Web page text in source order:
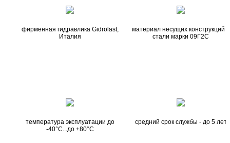
фирменная гидравлика Gidrolast,
Италия
материал несущих конструкций и
стали марки 09Г2С
температура эксплуатации до
-40°С...до +80°С
средний срок службы - до 5 лет